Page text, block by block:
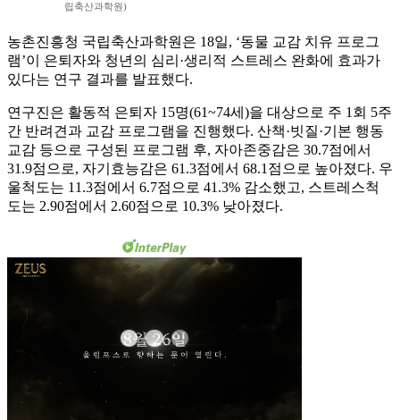
립축산과학원)
농촌진흥청 국립축산과학원은 18일, ‘동물 교감 치유 프로그
램’이 은퇴자와 청년의 심리·생리적 스트레스 완화에 효과가
있다는 연구 결과를 발표했다.
연구진은 활동적 은퇴자 15명(61~74세)을 대상으로 주 1회 5주
간 반려견과 교감 프로그램을 진행했다. 산책·빗질·기본 행동
교감 등으로 구성된 프로그램 후, 자아존중감은 30.7점에서
31.9점으로, 자기효능감은 61.3점에서 68.1점으로 높아졌다. 우
울척도는 11.3점에서 6.7점으로 41.3% 감소했고, 스트레스척
도는 2.90점에서 2.60점으로 10.3% 낮아졌다.